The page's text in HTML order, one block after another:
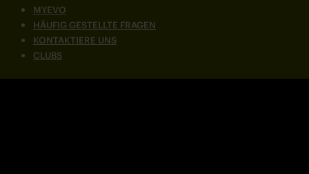
MYEVO
HÄUFIG GESTELLTE FRAGEN
KONTAKTIERE UNS
CLUBS